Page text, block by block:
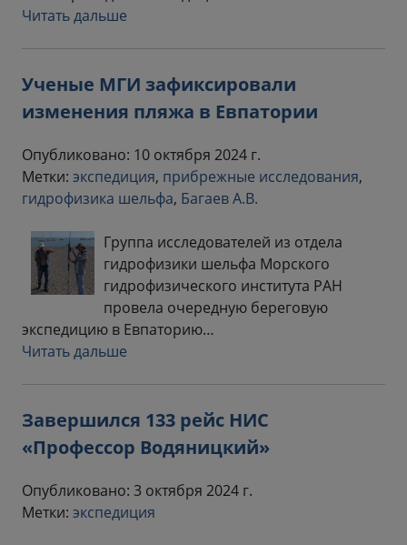
Читать дальше
Ученые МГИ зафиксировали
изменения пляжа в Евпатории
Опубликовано: 10 октября 2024 г.
Метки: экспедиция, прибрежные исследования,
гидрофизика шельфа, Багаев А.В.
Группа исследователей из отдела
гидрофизики шельфа Морского
гидрофизического института РАН
провела очередную береговую
экспедицию в Евпаторию…
Читать дальше
Завершился 133 рейс НИС
«Профессор Водяницкий»
Опубликовано: 3 октября 2024 г.
Метки: экспедиция